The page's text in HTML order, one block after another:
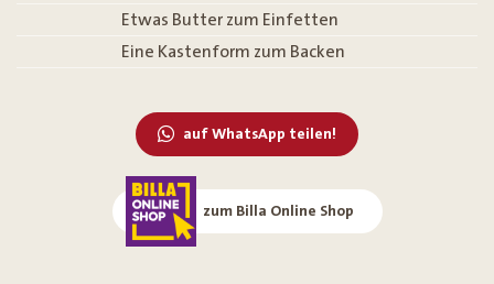
Etwas Butter zum Einfetten
Eine Kastenform zum Backen
auf WhatsApp teilen!
zum Billa Online Shop